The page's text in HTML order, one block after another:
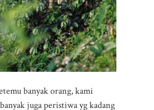
banyak orang, kami
juga peristiwa yg kadang